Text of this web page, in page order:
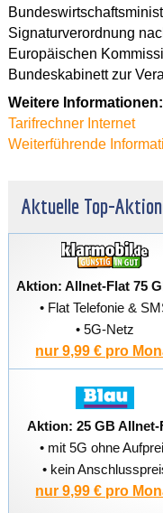
Signaturverordnung
Europäischen
Bundeskabinett zur
Weitere Informationen:
Tarifrechner Internet
Weiterführende
Aktuelle Top-
Aktion: Allnet-Flat 75
• Flat Telefonie &
• 5G-Netz
nur 9,99 € pro
Aktion: 25 GB Allnet-
• mit 5G ohne
• kein
nur 9,99 € pro